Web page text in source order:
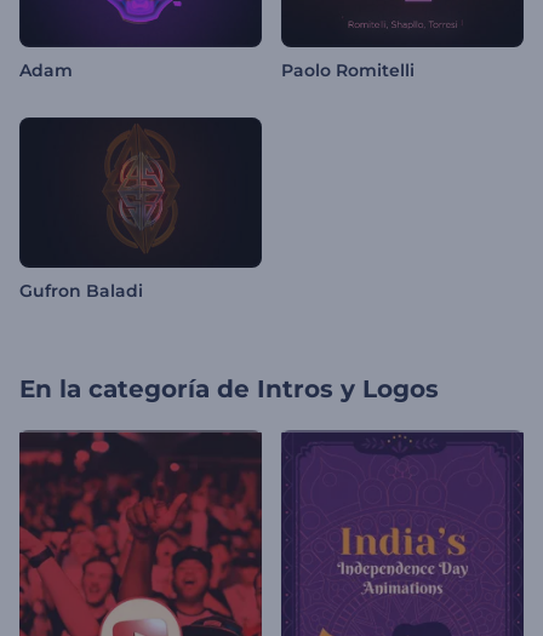
Adam Paolo Romitelli
Gufron Baladi
En la categoría de Intros y Logos